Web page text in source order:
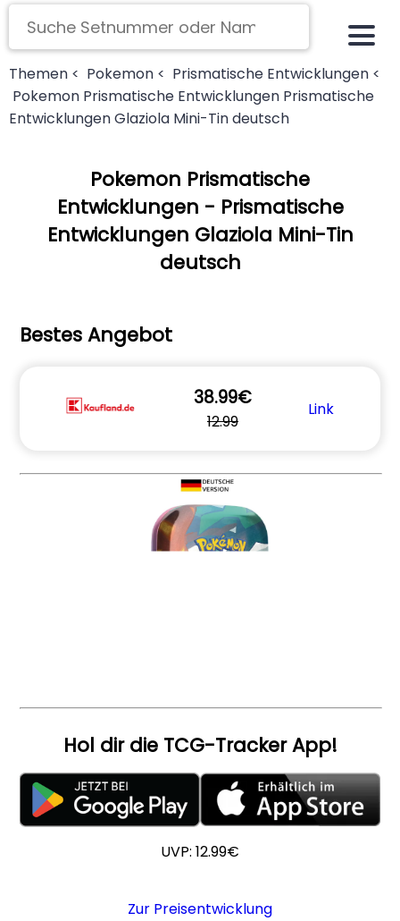
Themen < Pokemon < Prismatische Entwicklungen <
Pokemon Prismatische Entwicklungen Prismatische
Entwicklungen Glaziola Mini-Tin deutsch
Pokemon Prismatische
Entwicklungen - Prismatische
Entwicklungen Glaziola Mini-Tin
deutsch
Bestes Angebot
38.99€
12.99
Link
Hol dir die TCG-Tracker App!
UVP: 12.99€
Zur Preisentwicklung